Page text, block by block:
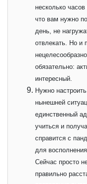
несколько
что вам нужно
день, не
отвлекать. Но и
обязательно:
интересный.
Нужно
нынешней
единственный
учиться и
справится с
для
Сейчас просто
правильно